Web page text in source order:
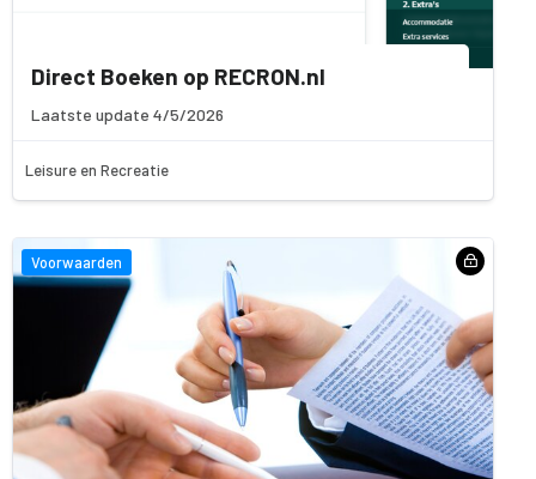
Direct Boeken op RECRON.nl
Laatste update 4/5/2026
Leisure en Recreatie
Voorwaarden